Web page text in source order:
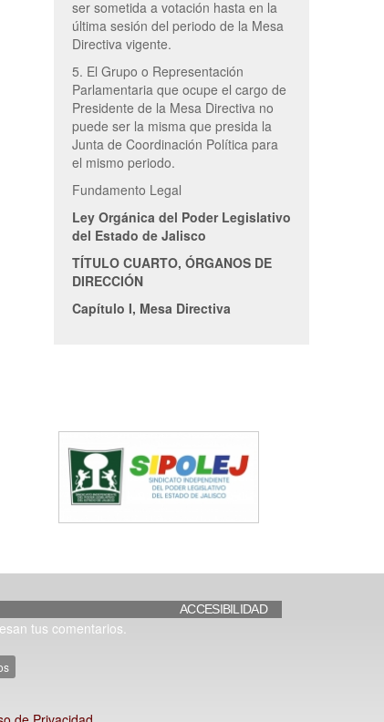
ser sometida a votación hasta en la
última sesión del periodo de la Mesa
Directiva vigente.
5. El Grupo o Representación
Parlamentaria que ocupe el cargo de
Presidente de la Mesa Directiva no
puede ser la misma que presida la
Junta de Coordinación Política para
el mismo periodo.
Fundamento Legal
Ley Orgánica del Poder Legislativo
del Estado de Jalisco
TÍTULO CUARTO, ÓRGANOS DE
DIRECCIÓN
Capítulo I, Mesa Directiva
tus comentarios.
ACCESIBILIDAD